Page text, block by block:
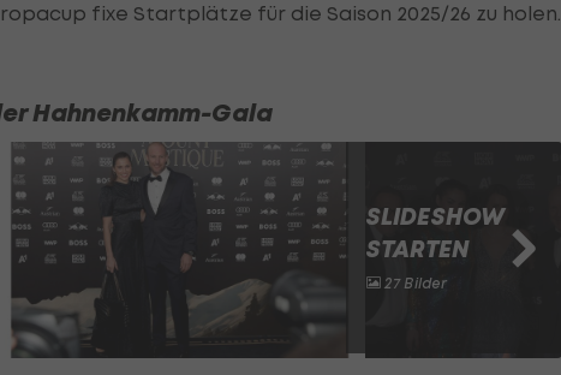
fixe Startplätze für die Saison 2025/26 zu holen.
Hahnenkamm-Gala
SLIDESHOW
STARTEN
27 Bilder